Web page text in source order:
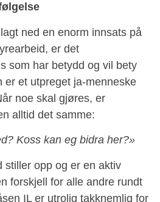
ned en enorm innsats på
er det
som har betydd og vil bety
er et utpreget ja-menneske
noe skal gjøres, er
alltid det samme:
Koss kan eg bidra her?»
stiller opp og er en aktiv
forskjell for alle andre rundt
IL er utrolig takknemlig for